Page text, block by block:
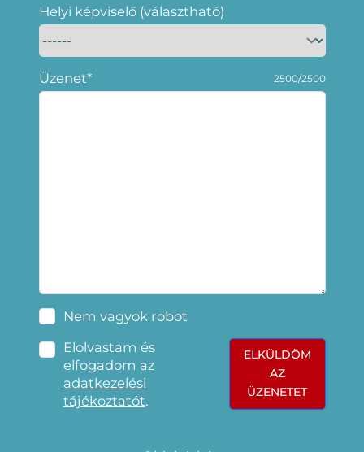
Helyi képviselő (választható)
Üzenet* 2500/2500
Nem vagyok robot
Elolvastam és
elfogadom az
adatkezelési
tájékoztatót.
ELKÜLDÖM
AZ
ÜZENETET